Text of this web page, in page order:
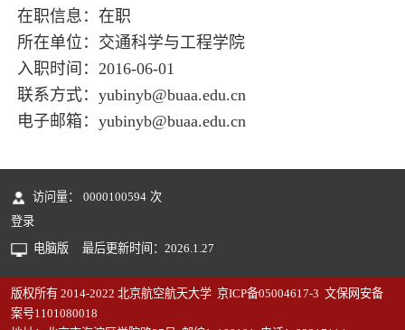
在职信息：在职
所在单位：交通科学与工程学院
入职时间：2016-06-01
联系方式：yubinyb@buaa.edu.cn
电子邮箱： yubinyb@buaa.edu.cn
访问量： 0000100594 次
登录
电脑版
最后更新时间： 2026.1.27
版权所有 2014-2022 北京航空航天大学 京ICP备05004617-3 文保网安备
案号1101080018